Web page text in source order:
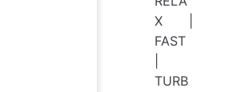
X |
FAST
TURB